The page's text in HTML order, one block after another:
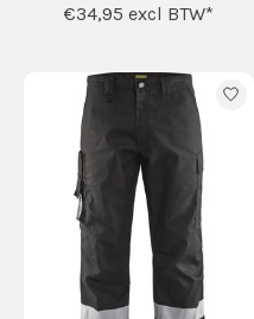
€34,95 excl BTW*